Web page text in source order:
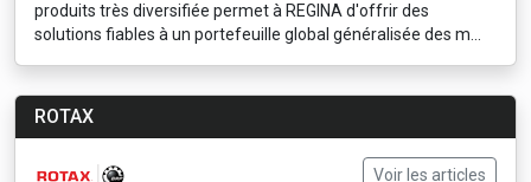
produits très diversifiée permet à REGINA d'offrir des
solutions fiables à un portefeuille global généralisée des m...
ROTAX
Voir les articles